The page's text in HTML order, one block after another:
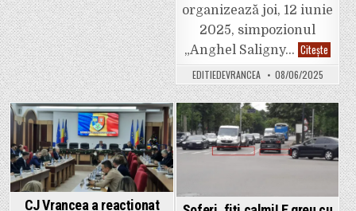
au
contribuit
la
campaniile
de
promovare
ale
PNL
Vrancea
organizează joi, 12 iunie
2025, simpozionul
„Anghel Saligny… Citește
Saligny
–
veac
de
la
în
Muzeul
EDITIEDEVRANCEA 08/06/2025
Posted
in
CJ Vrancea a reacționat
Posted
in